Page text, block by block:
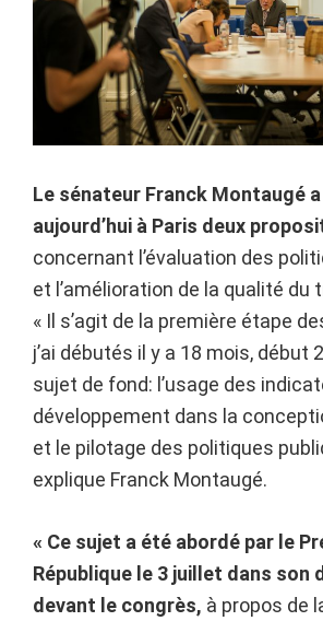
Le sénateur Franck Montaugé
aujourd’hui à Paris deux
concernant l’évaluation des
et l’amélioration de la qualité du
« Il s’agit de la première étape
j’ai débutés il y a 18 mois, début
sujet de fond: l’usage des
développement dans la
et le pilotage des politiques
explique Franck Montaugé.
« Ce sujet a été abordé par le
République le 3 juillet dans son
devant le congrès, à propos de